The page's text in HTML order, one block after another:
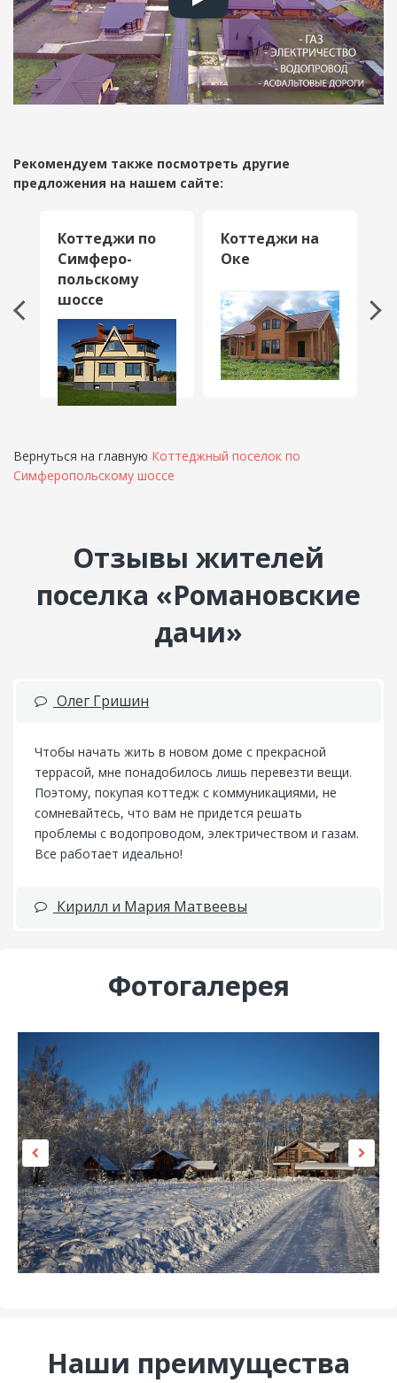
Рекомендуем также посмотреть другие
предложения на нашем сайте:
Коттеджи по
Симферо­
польскому
шоссе
Коттеджи на
Оке
Вернуться на главную Коттеджный поселок по
Симферопольскому шоссе
Отзывы жителей
поселка «Романовские
дачи»
Олег Гришин
Чтобы начать жить в новом доме с прекрасной
террасой, мне понадобилось лишь перевезти вещи.
Поэтому, покупая коттедж с коммуникациями, не
сомневайтесь, что вам не придется решать
проблемы с водопроводом, электричеством и газам.
Все работает идеально!
Кирилл и Мария Матвеевы
Фотогалерея
Наши преимущества